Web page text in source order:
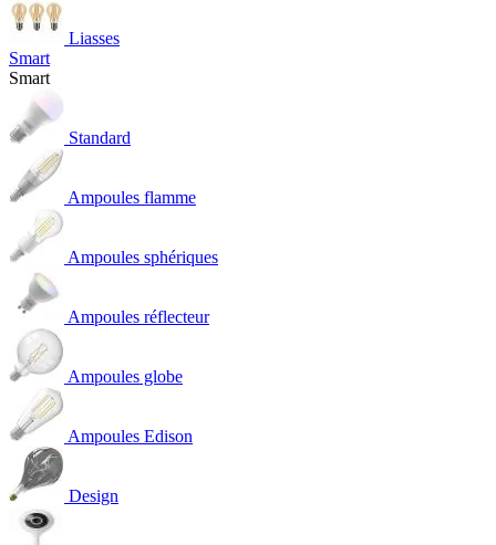
Liasses
Smart
Smart
Standard
Ampoules flamme
Ampoules sphériques
Ampoules réflecteur
Ampoules globe
Ampoules Edison
Design